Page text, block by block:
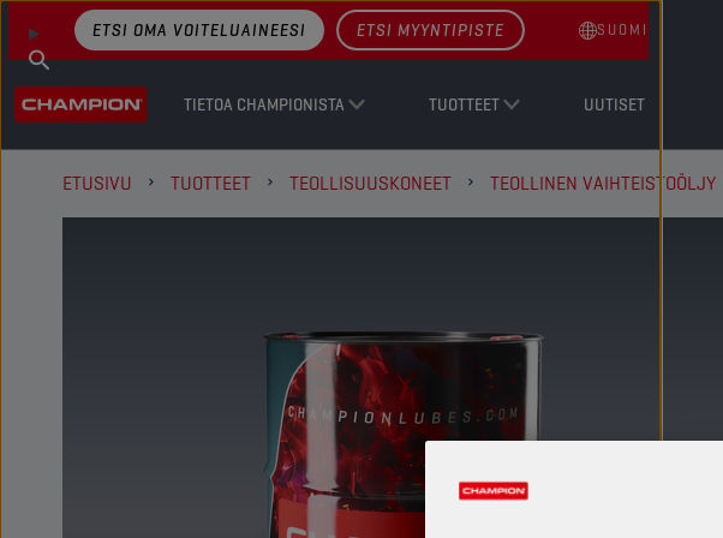
TIETOA CHAMPIONISTA TUOTTEET UUTISET
ETSI OMA VOITELUAINEESI ETSI MYYNTIPISTE SUOMI
ETUSIVU TUOTTEET TEOLLISUUSKONEET TEOLLINEN VAIHTEISTOÖLJY